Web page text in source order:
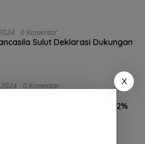
0 Komentar
Sulut Deklarasi Dukungan
0 Komentar
Petahana JG-KWL 27,62%
X